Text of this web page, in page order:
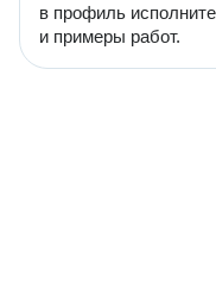
в профиль
и примеры работ.